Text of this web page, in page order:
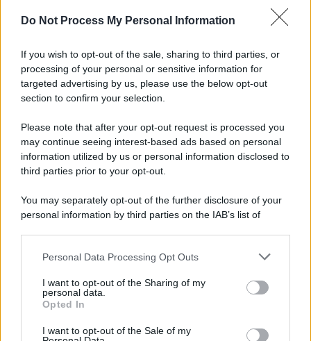
Do Not Process My Personal Information
If you wish to opt-out of the sale, sharing to third parties, or
processing of your personal or sensitive information for
targeted advertising by us, please use the below opt-out
section to confirm your selection.
Please note that after your opt-out request is processed you
may continue seeing interest-based ads based on personal
information utilized by us or personal information disclosed to
third parties prior to your opt-out.
You may separately opt-out of the further disclosure of your
personal information by third parties on the IAB’s list of
This information may also be disclosed by us to third parties
disclose it to other third parties.
Please note that this website/app uses one or more Google
services and may gather and store information including but
Personal Data Processing Opt Outs
I want to opt-out of the Sharing of my
personal data.
Opted In
I want to opt-out of the Sale of my
Newz New York
Newz Illinois
Newz Ohio
Gameland
Scoop Mag
Lgbtqia News
Motors Magazine 365
Home Magazine 365